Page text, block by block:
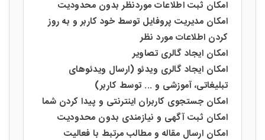
امکان ثبت اطلاعات موردنظر بدون محدودیت
امکان مدیریت پروفایل توسط خود کاربر و به روز
کردن اطلاعات مورد نظر
امکان ایجاد گالری تصاویر
امکان ایجاد گالری ویدئو (ارسال ویدئوهای
تبلیغاتی، آموزشی و ... توسط کاربر)
امکان جستجوی کاربران اینترنتی و پیدا کردن شما
امکان ثبت آگهی و نیازمندی بدون محدودیت
امکان ارسال مقاله و مطالب مرتبط با فعالیت